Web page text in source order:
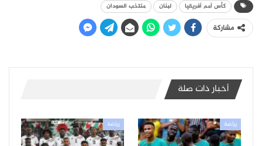
كأس أمم أفريقيا لبنان منتخب السودان
مشاركة
أخبار ذات صلة
رياضة رياضة